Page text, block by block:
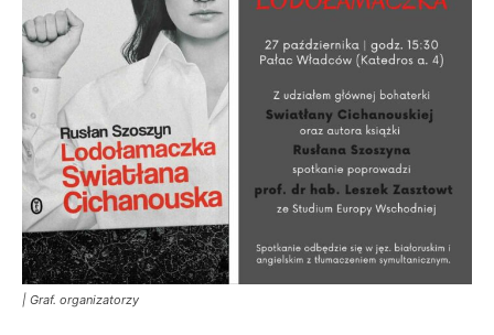
| Graf. organizatorzy